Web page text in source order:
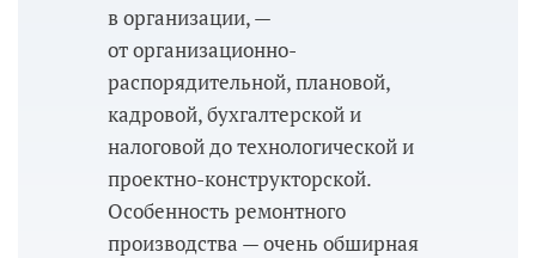
в организации, —
от организационно-
распорядительной, плановой,
кадровой, бухгалтерской и
налоговой до технологической и
проектно-конструкторской.
Особенность ремонтного
производства — очень обширная